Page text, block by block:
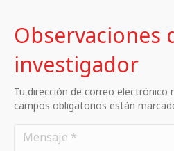
Observaciones
investigador
Tu dirección de correo electrónico
campos obligatorios están